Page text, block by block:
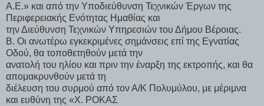
Α.Ε.» και από την Υποδιεύθυνση Τεχνικών Έργων της
Περιφερειακής Ενότητας Ημαθίας και
την Διεύθυνση Τεχνικών Υπηρεσιών του Δήμου Βέροιας.
Β. Οι ανωτέρω εγκεκριμένες σημάνσεις επί της Εγνατίας
Οδού, θα τοποθετηθούν μετά την
ανατολή του ηλίου και πριν την έναρξη της εκτροπής, και θα
απομακρυνθούν μετά τη
διέλευση του συρμού από τον Α/Κ Πολυμύλου, με μέριμνα
και ευθύνη της «Χ. ΡΟΚΑΣ